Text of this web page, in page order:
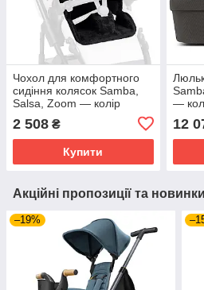
Чохол для комфортного
сидіння колясок Samba,
Salsa, Zoom — колір
2 508 ₴
Купити
—
12
Акційні пропозиції та новинки
–19%